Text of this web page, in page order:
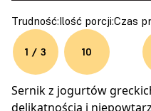
Trudność:
1 / 3
Ilość porcji:
10
Czas
Sernik z jogurtów
delikatnością i